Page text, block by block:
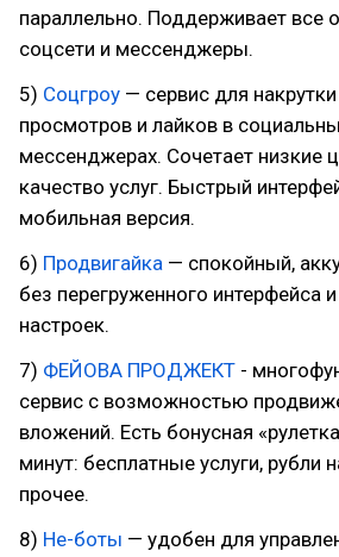
параллельно. Поддерживает все
соцсети и мессенджеры.
5) Соцгроу — сервис для
просмотров и лайков в
мессенджерах. Сочетает низкие
качество услуг. Быстрый
мобильная версия.
6) Продвигайка — спокойный,
без перегруженного интерфейса
настроек.
7) ФЕЙОВА ПРОДЖЕКТ -
сервис с возможностью
вложений. Есть бонусная
минут: бесплатные услуги, рубли
прочее.
8) Не-боты — удобен для